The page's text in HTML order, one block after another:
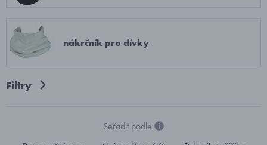
nákrčník pro dívky
Filtry
Seřadit podle